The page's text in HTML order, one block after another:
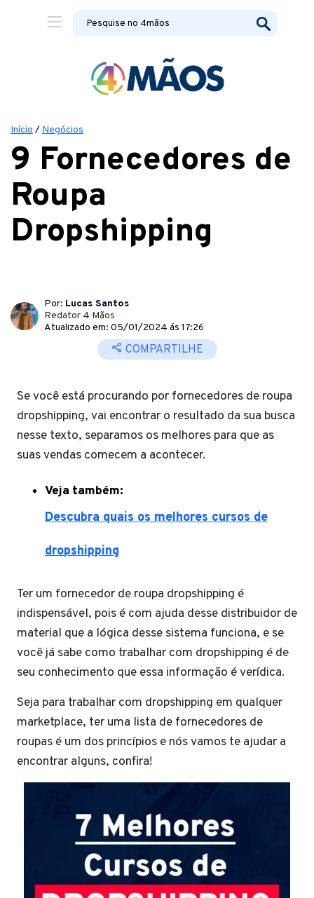
Início / Negócios
9 Fornecedores de
Roupa
Dropshipping
Por: Lucas Santos
Redator 4 Mãos
Atualizado em: 05/01/2024 ás 17:26
COMPARTILHE
Se você está procurando por fornecedores de roupa
dropshipping, vai encontrar o resultado da sua busca
nesse texto, separamos os melhores para que as
suas vendas comecem a acontecer.
Veja também:
Descubra quais os melhores cursos de
dropshipping
Ter um fornecedor de roupa dropshipping é
indispensável, pois é com ajuda desse distribuidor de
material que a lógica desse sistema funciona, e se
você já sabe como trabalhar com dropshipping é de
seu conhecimento que essa informação é verídica.
Seja para trabalhar com dropshipping em qualquer
marketplace, ter uma lista de fornecedores de
roupas é um dos princípios e nós vamos te ajudar a
encontrar alguns, confira!